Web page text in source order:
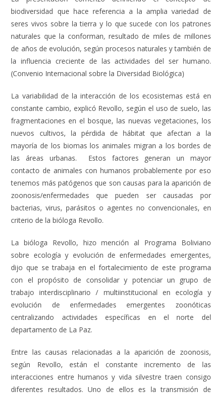
biodiversidad que hace referencia a la amplia variedad de
seres vivos sobre la tierra y lo que sucede con los patrones
naturales que la conforman,resultado de miles de millones
de años de evolución, según procesos naturales y también de
la influencia creciente de las actividades del ser humano.
(Convenio Internacional sobre la Diversidad Biológica)
La variabilidad de la interacción de los ecosistemas está en
constante cambio, explicó Revollo, según el uso de suelo, las
fragmentaciones en el bosque, las nuevas vegetaciones, los
nuevos cultivos, la pérdida de hábitat que afectan a la
mayoría de los biomas los animales migran a los bordes de
las áreas urbanas. Estos factores generan un mayor
contacto de animales con humanos probablemente por eso
tenemos más patógenos que son causas para la aparición de
zoonosis/enfermedades que pueden ser causadas por
bacterias, virus, parásitos o agentes no convencionales, en
criterio de la bióloga Revollo.
La bióloga Revollo, hizo mención al Programa Boliviano
sobre ecología y evolución de enfermedades emergentes,
dijo que se trabaja en el fortalecimiento de este programa
con el propósito de consolidar y potenciar un grupo de
trabajo interdisciplinario / multiinstitucional en ecología y
evolución de enfermedades emergentes zoonóticas
centralizando actividades específicas en el norte del
departamento de La Paz.
Entre las causas relacionadas a la aparición de zoonosis,
según Revollo, están el constante incremento de las
interacciones entre humanos y vida silvestre traen consigo
diferentes resultados. Uno de ellos es la transmisión de